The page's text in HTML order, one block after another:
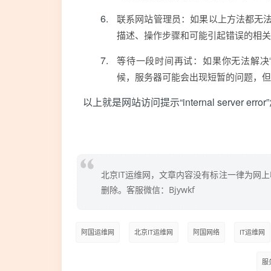
联系网站管理员：如果以上方法都无
描述、操作步骤和可能引起错误的相
等待一段时间再试：如果你无法解
候，服务器可能会出现短暂的问题，
以上就是网站访问提示“internal server
北京IT运维网，文章内容没有标注一律为网
删除。客服微信：Bjywkf
阿国运维网 北京IT运维网 阿国网络 IT运维网
服